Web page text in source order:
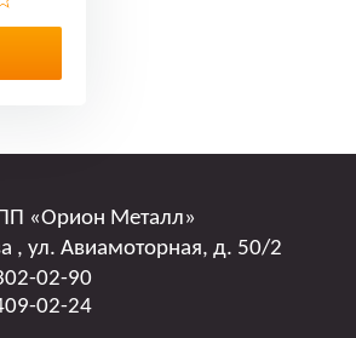
«Орион Металл»
, ул. Авиамоторная, д. 50/2
02-90
02-24